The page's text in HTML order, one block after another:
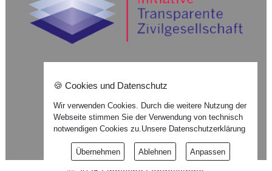
Impressum
Datenschutzerklärung
🍪 Cookies und Datenschutz
Wir verwenden Cookies. Durch die weitere Nutzung der
Webseite stimmen Sie der Verwendung von technisch
notwendigen Cookies zu.Unsere Datenschutzerklärung
Übernehmen Ablehnen Anpassen